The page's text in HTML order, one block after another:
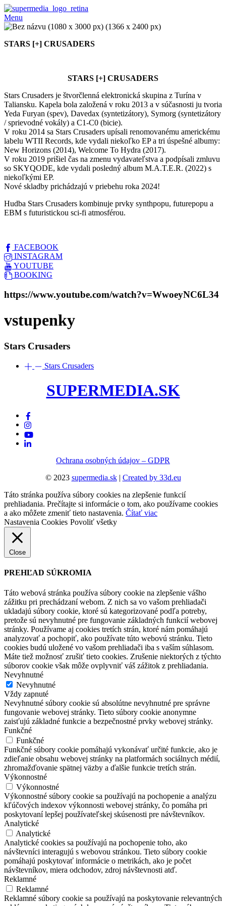
Menu
STARS [+] CRUSADERS
STARS [+] CRUSADERS
Stars Crusaders je štvorčlenná elektronická skupina z Turína v
Taliansku. Kapela bola založená v roku 2013 a v súčasnosti ju tvoria
Yeda Furyan (spev), Davedax (syntetizátory), Symorg (syntetizátory
/ sprievodné vokály) a C1-C0 (bicie).
V roku 2014 sa Stars Crusaders upísali renomovanému americkému
labelu WTII Records, kde vydali niekoľko EP a tri úspešné albumy:
New Horizons (2014), Welcome To Hydra (2017).
V roku 2019 prišiel čas na zmenu vydavateľstva a podpísali zmluvu
so SKYQODE, kde vydali posledný album M.A.T.E.R. (2022) s
niekoľkými EP.
Nové skladby prichádzajú v priebehu roka 2024!
Hudba Stars Crusaders kombinuje prvky synthpopu, futurepopu a
EBM s futuristickou sci-fi atmosférou.
FACEBOOK
INSTAGRAM
YOUTUBE
BOOKING
https://www.youtube.com/watch?v=WwoeyNC6L34
vstupenky
Stars Crusaders
Stars Crusaders
SUPERMEDIA.SK
Ochrana osobných údajov – GDPR
© 2023 supermedia.sk| Created by 33d.eu
Táto stránka používa súbory cookies na zlepšenie funkcií
prehliadania. Prečítajte si informácie o tom, ako používame cookies
a ako môžete zmeniť tieto nastavenia. Čítať viac
Nastavenia Cookies Povoliť všetky
Close
PREHĽAD SÚKROMIA
Táto webová stránka používa súbory cookie na zlepšenie vášho
zážitku pri prechádzaní webom. Z nich sa vo vašom prehliadači
ukladajú súbory cookie, ktoré sú kategorizované podľa potreby,
pretože sú nevyhnutné pre fungovanie základných funkcií webovej
stránky. Používame aj cookies tretích strán, ktoré nám pomáhajú
analyzovať a pochopiť, ako používate túto webovú stránku. Tieto
cookies budú uložené vo vašom prehliadači iba s vaším súhlasom.
Máte tiež možnosť zrušiť tieto cookies. Zrušenie niektorých z týchto
súborov cookie však môže ovplyvniť váš zážitok z prehliadania.
Nevyhnutné
Nevyhnutné
Vždy zapnuté
Nevyhnutné súbory cookie sú absolútne nevyhnutné pre správne
fungovanie webovej stránky. Tieto súbory cookie anonymne
zaisťujú základné funkcie a bezpečnostné prvky webovej stránky.
Funkčné
Funkčné
Funkčné súbory cookie pomáhajú vykonávať určité funkcie, ako je
zdieľanie obsahu webovej stránky na platformách sociálnych médií,
zhromažďovanie spätnej väzby a ďalšie funkcie tretích strán.
Výkonnostné
Výkonnostné
Výkonnostné súbory cookie sa používajú na pochopenie a analýzu
kľúčových indexov výkonnosti webovej stránky, čo pomáha pri
poskytovaní lepšej používateľskej skúsenosti pre návštevníkov.
Analytické
Analytické
Analytické cookies sa používajú na pochopenie toho, ako
návštevníci interagujú s webovou stránkou. Tieto súbory cookie
pomáhajú poskytovať informácie o metrikách, ako je počet
návštevníkov, miera odchodov, zdroj návštevnosti atď.
Reklamné
Reklamné
Reklamné súbory cookie sa používajú na poskytovanie relevantných